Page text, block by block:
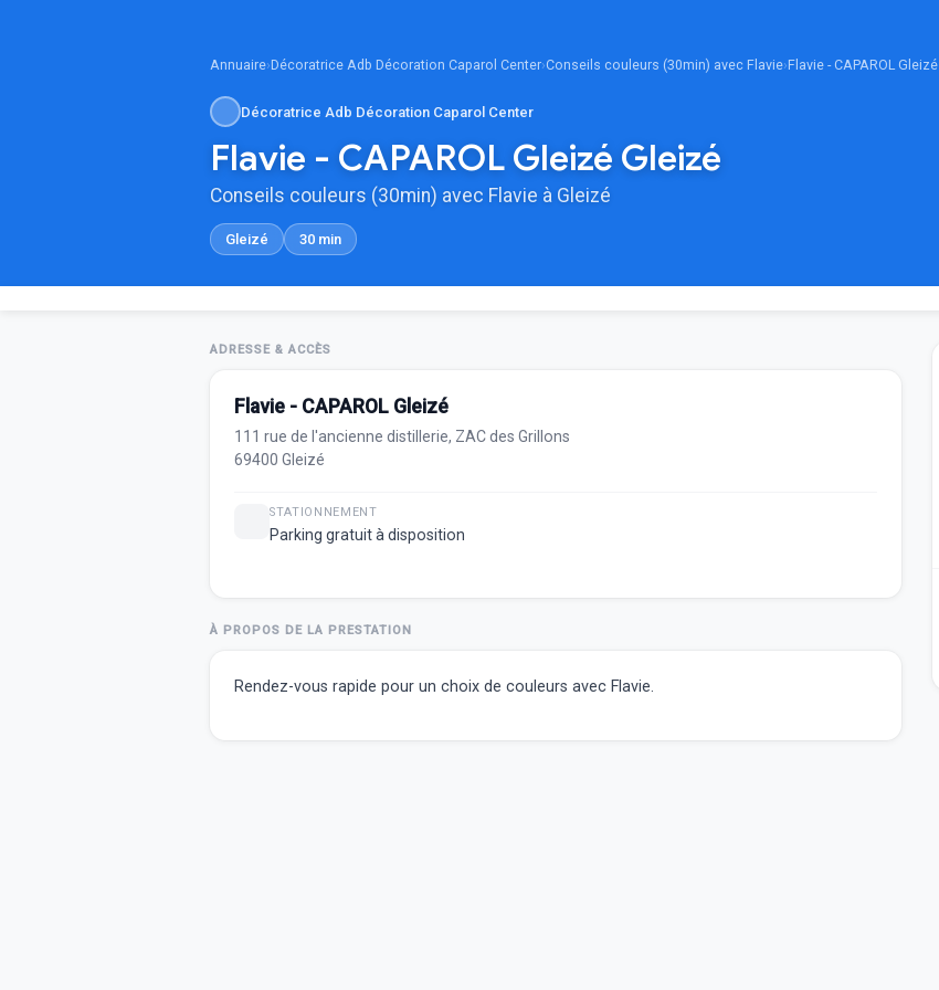
Annuaire›Décoratrice Adb Décoration Caparol Center›Conseils couleurs (30min) avec Flavie›Flavie - CAPAROL Gleizé
Décoratrice Adb Décoration Caparol Center
Flavie - CAPAROL Gleizé Gleizé
Conseils couleurs (30min) avec Flavie à Gleizé
Gleizé 30 min
ADRESSE & ACCÈS
Flavie - CAPAROL Gleizé
111 rue de l'ancienne distillerie, ZAC des Grillons
69400 Gleizé
STATIONNEMENT
Parking gratuit à disposition
À PROPOS DE LA PRESTATION
Rendez-vous rapide pour un choix de couleurs avec Flavie.